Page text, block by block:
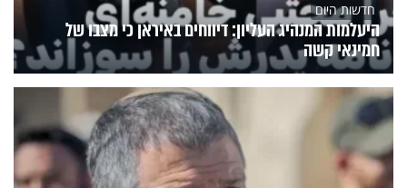
חדשות היום
היעלמות המנהיג העליון: דיווחים באיראן כי מצבו של
חמינאי קשה